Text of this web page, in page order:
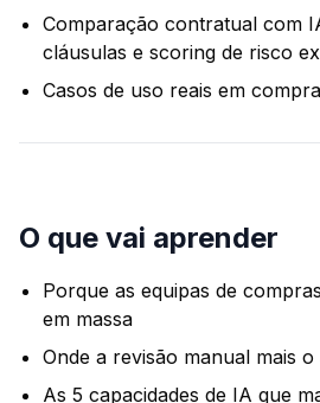
Comparação contratual com
cláusulas e scoring de risco
Casos de uso reais em
O que vai aprender
Porque as equipas de
em massa
Onde a revisão manual mais o
As 5 capacidades de IA que